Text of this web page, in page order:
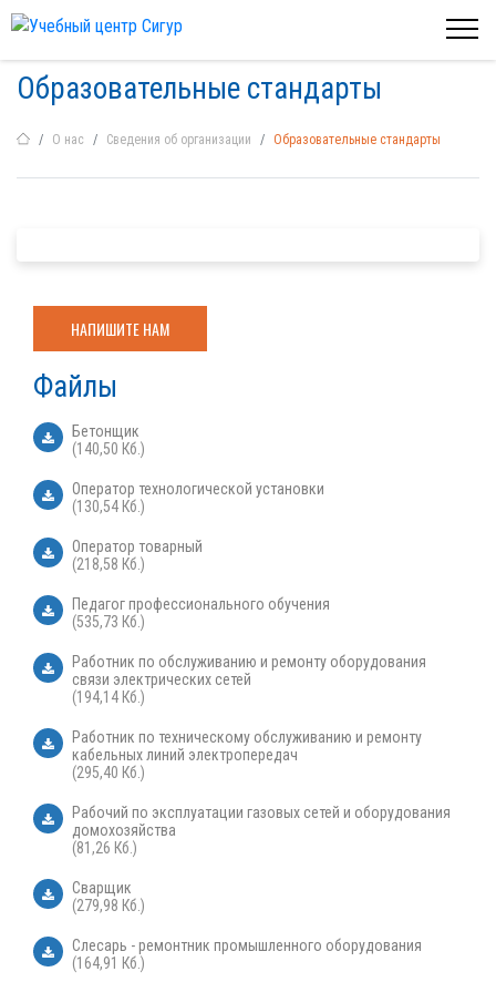
Образовательные стандарты
О нас Сведения об организации Образовательные стандарты
НАПИШИТЕ НАМ
Файлы
Бетонщик
(140,50 Кб.)
Оператор технологической установки
(130,54 Кб.)
Оператор товарный
(218,58 Кб.)
Педагог профессионального обучения
(535,73 Кб.)
Работник по обслуживанию и ремонту оборудования
связи электрических сетей
(194,14 Кб.)
Работник по техническому обслуживанию и ремонту
кабельных линий электропередач
(295,40 Кб.)
Рабочий по эксплуатации газовых сетей и оборудования
домохозяйства
(81,26 Кб.)
Сварщик
(279,98 Кб.)
Слесарь - ремонтник промышленного оборудования
(164,91 Кб.)